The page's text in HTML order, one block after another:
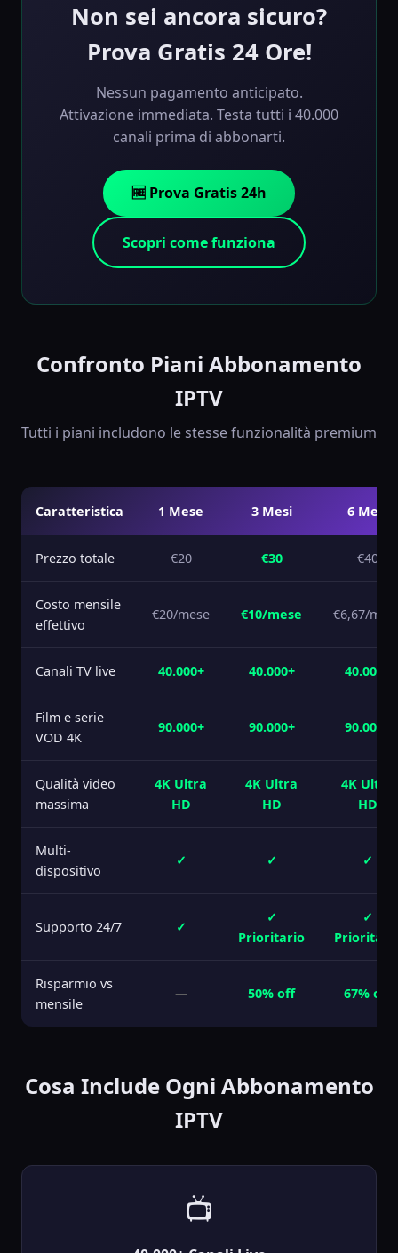
Non sei ancora sicuro?
Prova Gratis 24 Ore!
Nessun pagamento anticipato.
Attivazione immediata. Testa tutti i 40.000
canali prima di abbonarti.
🆓 Prova Gratis 24h
Scopri come funziona
Confronto Piani Abbonamento
IPTV
Tutti i piani includono le stesse funzionalità premium
Caratteristica 1 Mese 3 Mesi 6 Mesi
Prezzo totale €20 €30 €40
Costo mensile
effettivo
€20/mese €10/mese €6,67/
Canali TV live 40.000+ 40.000+ 40.000+
Film e serie
VOD 4K
90.000+ 90.000+ 90.000+
Qualità video
massima
4K Ultra
HD
4K Ultra
HD
4K Ultra
HD
Multi-
dispositivo
✓ ✓ ✓
Supporto 24/7 ✓
✓
Prioritario
✓
Risparmio vs
mensile
— 50% off 67% off
Cosa Include Ogni Abbonamento
IPTV
📺